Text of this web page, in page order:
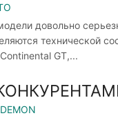
довольно
технической
GT,...